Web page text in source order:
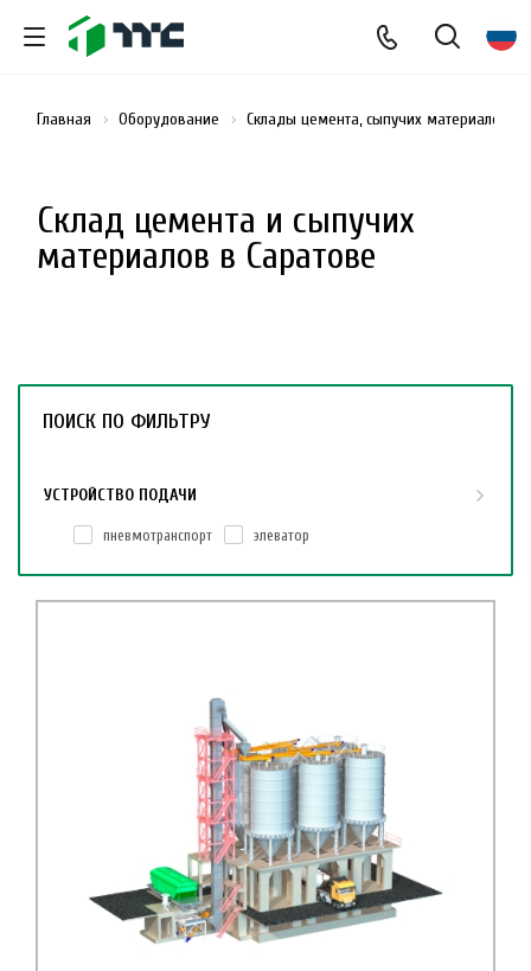
Склад цемента и сыпучих
материалов в Саратове
Главная Оборудование Склады цемента, сыпучих материалов и
ПОИСК ПО ФИЛЬТРУ
УСТРОЙСТВО ПОДАЧИ
пневмотранспорт элеватор